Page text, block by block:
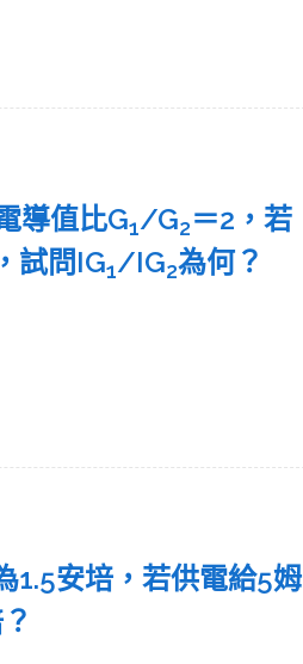
導值比G1/G2＝2，若
，試問IG1/IG2為何？
1.5安培，若供電給5姆